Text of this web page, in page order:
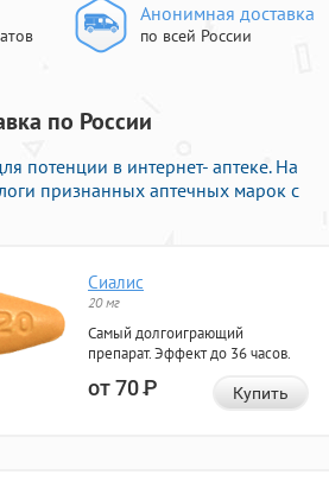
Анонимная доставка
по всей России
по России
потенции в интернет- аптеке. На
признанных аптечных марок с
Сиалис
20 мг
Самый долгоиграющий
препарат. Эффект до 36 часов.
от 70Р Купить